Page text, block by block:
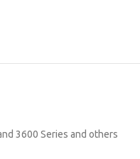
3600 Series and others